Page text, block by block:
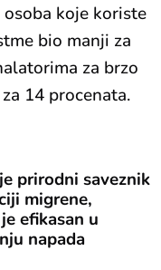
koje koriste
bio manji za
za brzo
14 procenata.
prirodni saveznik
migrene,
efikasan u
napada